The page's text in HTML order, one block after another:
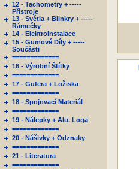
12 - Tachometry + -----
Přístroje
13 - Světla + Blinkry + -----
Rámečky
14 - Elektroinstalace
15 - Gumové Díly + -----
Součásti
=============
16 - Výrobní Štítky
=============
17 - Gufera + Ložiska
=============
18 - Spojovací Materiál
=============
19 - Nálepky + Alu. Loga
=============
20 - Nášivky + Odznaky
=============
21 - Literatura
=============